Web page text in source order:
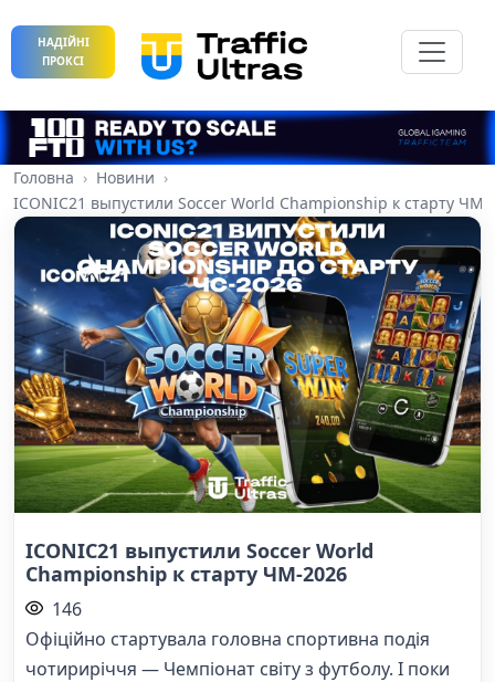
НАДІЙНІ
ПРОКСІ
Головна
Новини
ICONIC21 выпустили Soccer World Championship к старту ЧМ-
ICONIC21 выпустили Soccer World
Championship к старту ЧМ-2026
146
Офіційно стартувала головна спортивна подія
чотириріччя — Чемпіонат світу з футболу. І поки